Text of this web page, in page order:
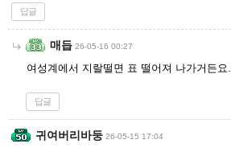
답글
매듭 26-05-16 00:27
여성계에서 지랄떨면 표 떨어져 나가거든요.
답글
귀여버리바둥 26-05-15 17:04